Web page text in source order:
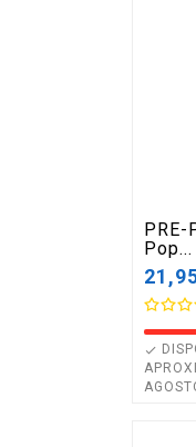
PRE-
Pop...
